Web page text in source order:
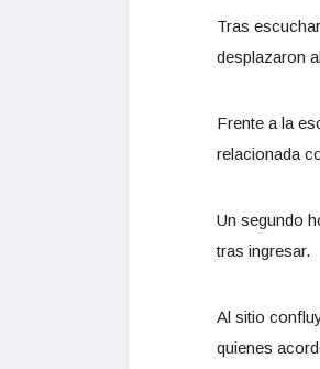
Tras
desplazaron
Frente a la
relacionada
Un segundo
tras ingresar.
Al sitio
quienes